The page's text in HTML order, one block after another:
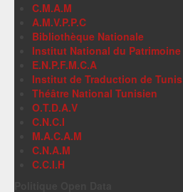
C.M.A.M
A.M.V.P.P.C
Bibliothèque Nationale
Institut National du Patrimoine
E.N.P.F.M.C.A
Institut de Traduction de Tunis
Théâtre National Tunisien
O.T.D.A.V
C.N.C.I
M.A.C.A.M
C.N.A.M
C.C.I.H